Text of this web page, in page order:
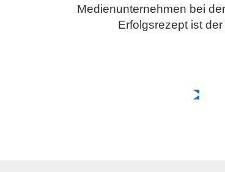
Medienunternehmen bei
Erfolgsrezept ist